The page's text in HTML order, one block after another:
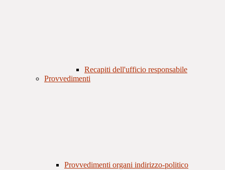
Recapiti dell'ufficio responsabile
Provvedimenti
Provvedimenti organi indirizzo-politico